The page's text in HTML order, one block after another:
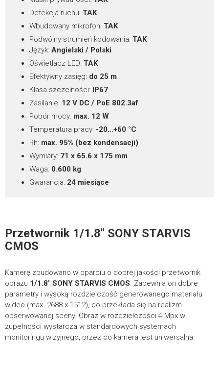
Detekcja ruchu: TAK
Wbudowany mikrofon: TAK
Podwójny strumień kodowania: TAK
Język: Angielski / Polski
Oświetlacz LED: TAK
Efektywny zasięg: do 25 m
Klasa szczelności:
IP67
Zasilanie: 12 V DC / PoE 802.3af
Pobór mocy: max. 12 W
Temperatura pracy: -20…+60 °C
Rh: max. 95% (bez kondensacji)
Wymiary: 71 x 65.6 x 175 mm
Waga: 0.600 kg
Gwarancja: 24 miesiące
Przetwornik 1/1.8″ SONY STARVIS
CMOS
Kamerę zbudowano w oparciu o dobrej jakości przetwornik
obrazu 1/1.8″ SONY STARVIS CMOS. Zapewnia on dobre
parametry i wysoką rozdzielczość generowanego materiału
wideo (max. 2688 x 1512), co przekłada się na realizm
obserwowanej sceny. Obraz w rozdzielczości 4 Mpx w
zupełności wystarcza w standardowych systemach
monitoringu wizyjnego, przez co kamera jest uniwersalna.
WYŚLIJ FORMULARZ
pola wymagane